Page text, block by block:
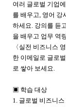
여러 글로벌 기업
를 배우고, 영어 강
하세요. 강의를 듣
을 배우고 업무 역
〈 실전 비즈니스
한 이메일로 글로
로 쌓아 보세요.
▣ 학습 대상
1. 글로벌 비즈니